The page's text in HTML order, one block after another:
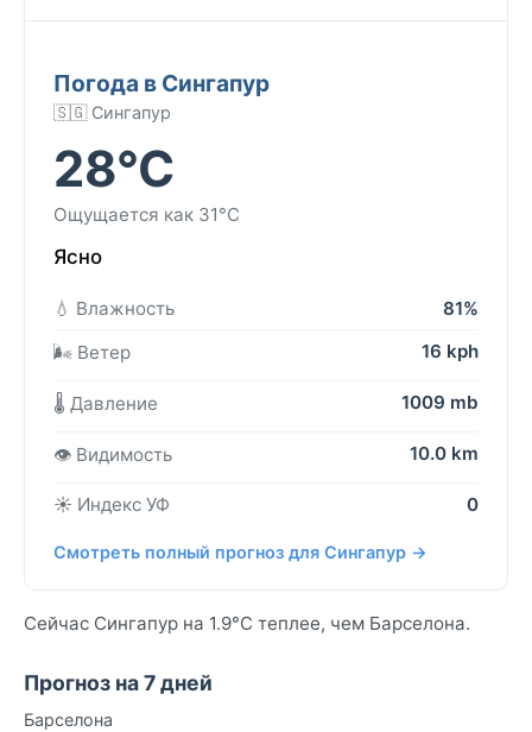
Погода в Сингапур
🇸🇬 Сингапур
28°C
Ощущается как 31°C
Ясно
💧 Влажность
81%
🌬️ Ветер
16 kph
🌡️ Давление 1009 mb
👁️ Видимость 10.0 km
☀️ Индекс УФ 0
Смотреть полный прогноз для Сингапур →
Сейчас Сингапур на 1.9°C теплее, чем Барселона.
Прогноз на 7 дней
Барселона